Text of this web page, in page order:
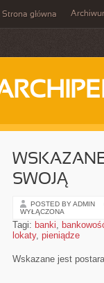
Strona główna
SWOJĄ
POSTED BY ADMIN
WYŁĄCZONA
Tagi: banki,
lokaty, pieniądze
Wskazane jest